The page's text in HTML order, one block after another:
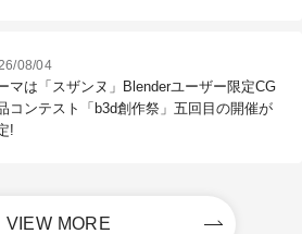
08/04
マは「スザンヌ」Blenderユーザー限定CG
コンテスト「b3d創作祭」五回目の開催が
!
VIEW MORE